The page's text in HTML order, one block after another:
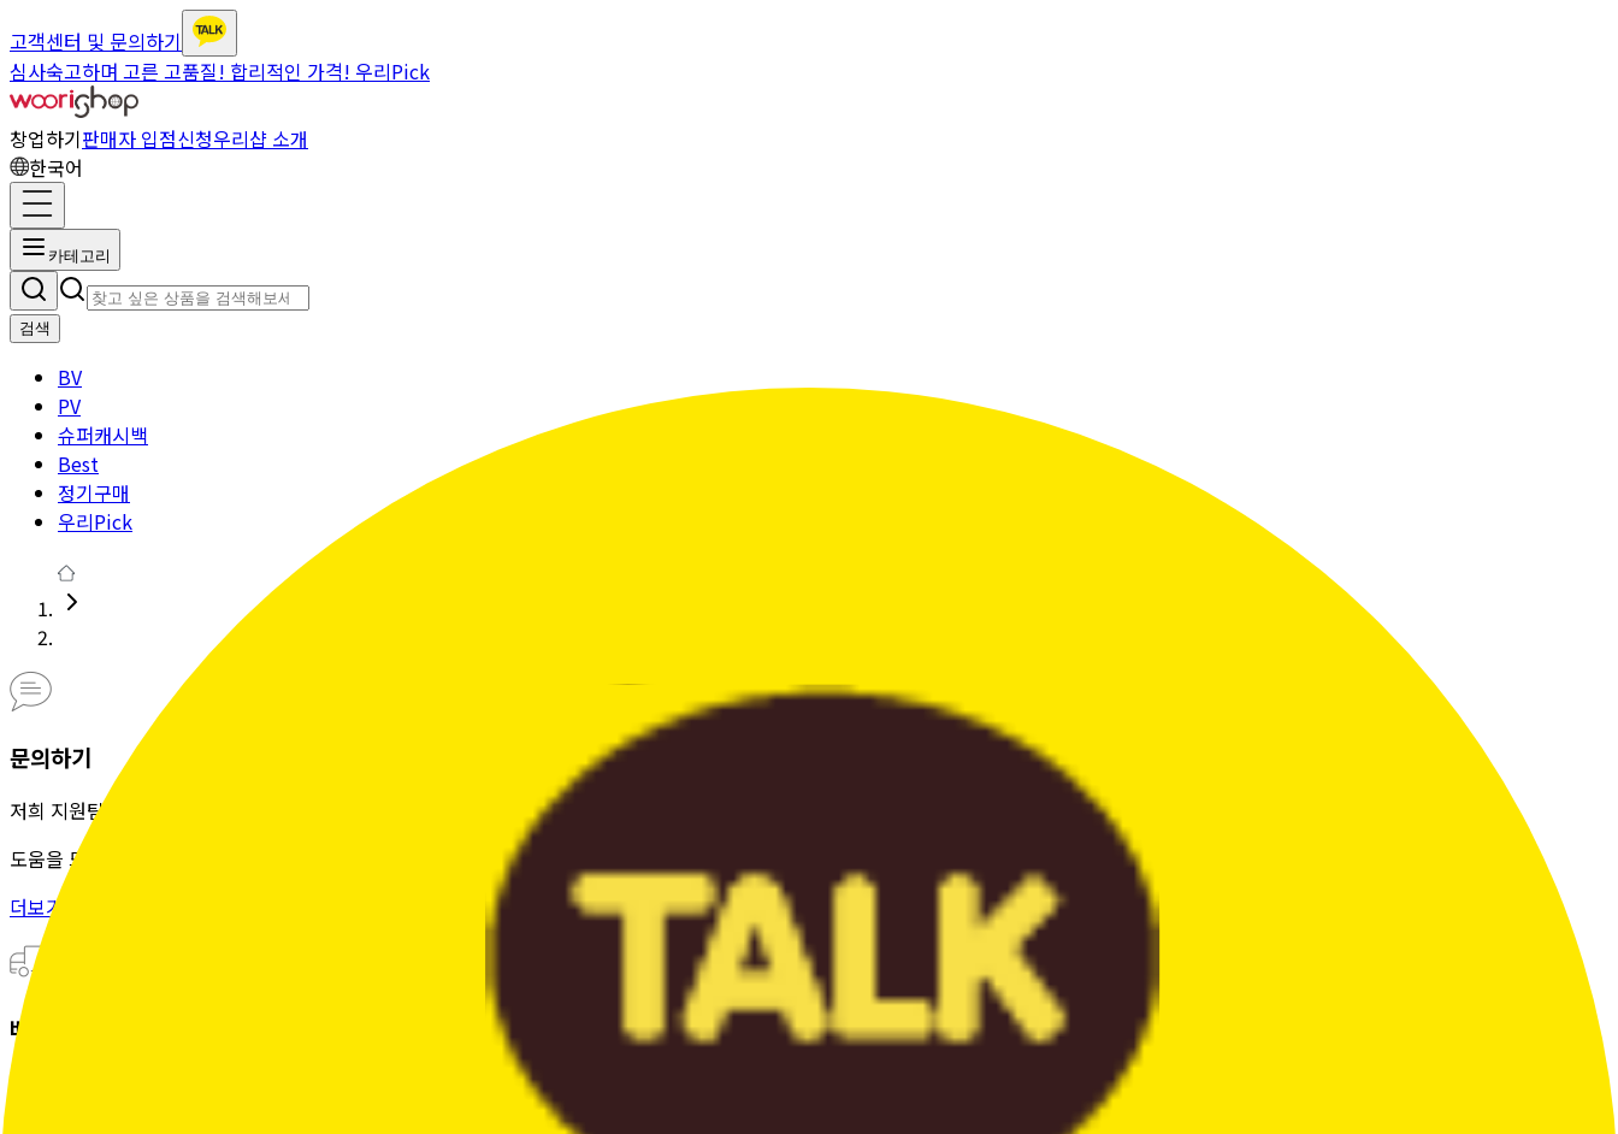
고객센터 및 문의하기
심사숙고하며 고른 고품질! 합리적인 가격! 우리Pick
창업하기판매자 입점신청우리샵 소개
한국어
카테고리
검색
BV
PV
슈퍼캐시백
Best
정기구매
우리Pick
문의하기
저희 지원팀은 정성을 다해
도움을 드립니다.
더보기 >
배송조회
여러 주문의 배송 상태를 한 화면에서